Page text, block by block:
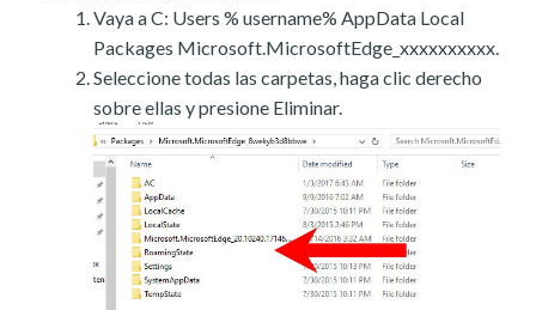
Vaya a C: Users % username% AppData Local
Packages Microsoft.MicrosoftEdge_xxxxxxxxxx.
Seleccione todas las carpetas, haga clic derecho
sobre ellas y presione Eliminar.